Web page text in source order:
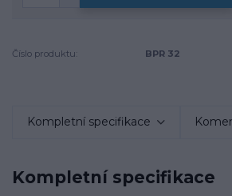
Číslo produktu: BPR 32
Kompletní specifikace
Kompletní specifikace